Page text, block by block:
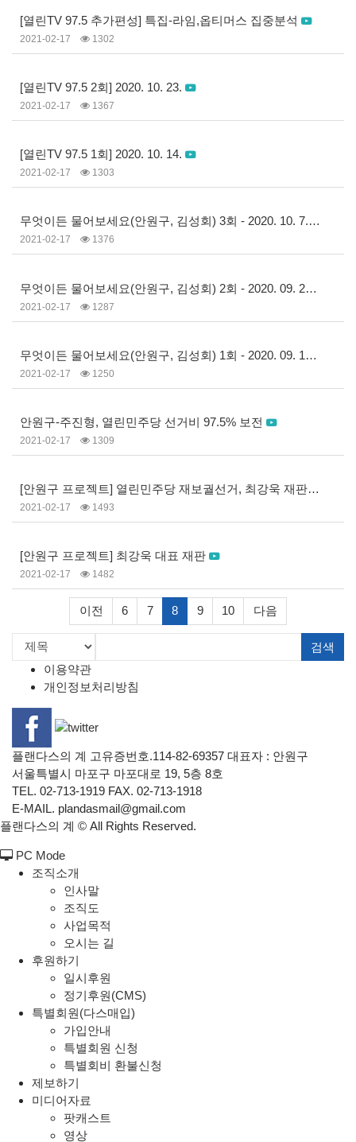
[열린TV 97.5 추가편성] 특집-라임,옵티머스 집중분석
2021-02-17 1302
[열린TV 97.5 2회] 2020. 10. 23.
2021-02-17 1367
[열린TV 97.5 1회] 2020. 10. 14.
2021-02-17 1303
무엇이든 물어보세요(안원구, 김성회) 3회 - 2020. 10. 7.
2021-02-17 1376
무엇이든 물어보세요(안원구, 김성회) 2회 - 2020. 09. 23.
2021-02-17 1287
무엇이든 물어보세요(안원구, 김성회) 1회 - 2020. 09. 16
2021-02-17 1250
안원구-주진형, 열린민주당 선거비 97.5% 보전
2021-02-17 1309
[안원구 프로젝트] 열린민주당 재보궐선거, 최강욱 재판 이야기
2021-02-17 1493
[안원구 프로젝트] 최강욱 대표 재판
2021-02-17 1482
이전 6 7 8 9 10 다음
검색
이용약관
개인정보처리방침
플랜다스의 계 고유증번호.114-82-69357 대표자 : 안원구
서울특별시 마포구 마포대로 19, 5층 8호
TEL. 02-713-1919 FAX. 02-713-1918
E-MAIL. plandasmail@gmail.com
플랜다스의 계 © All Rights Reserved.
PC Mode
조직소개
인사말
조직도
사업목적
오시는 길
후원하기
일시후원
정기후원(CMS)
특별회원(다스매입)
가입안내
특별회원 신청
특별회비 환불신청
제보하기
미디어자료
팟캐스트
영상